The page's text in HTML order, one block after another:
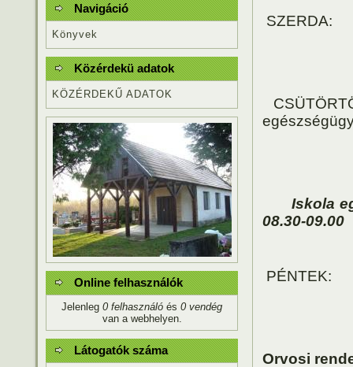
SZERDA:
Iskola
08.30-09.00
PÉNTEK:
Orvosi
Navigáció
Könyvek
Közérdekü adatok
KÖZÉRDEKŰ ADATOK
Online felhasználók
Jelenleg 0 felhasználó és 0 vendég
van a webhelyen.
Látogatók száma